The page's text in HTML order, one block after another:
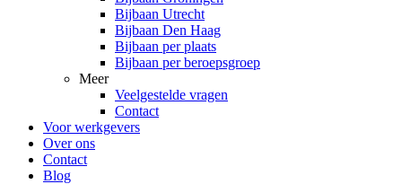
Bijbaan Utrecht
Bijbaan Den Haag
Bijbaan per plaats
Bijbaan per beroepsgroep
Meer
Veelgestelde vragen
Contact
Voor werkgevers
Over ons
Contact
Blog